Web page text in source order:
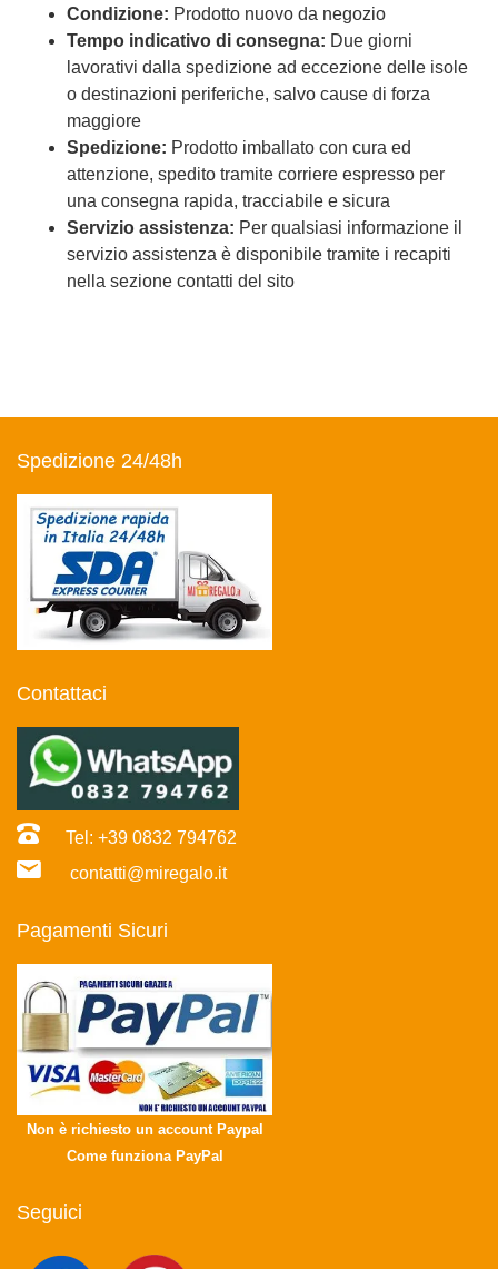
Condizione: Prodotto nuovo da negozio
Tempo indicativo di consegna: Due giorni
lavorativi dalla spedizione ad eccezione delle isole
o destinazioni periferiche, salvo cause di forza
maggiore
Spedizione: Prodotto imballato con cura ed
attenzione, spedito tramite corriere espresso per
una consegna rapida, tracciabile e sicura
Servizio assistenza: Per qualsiasi informazione il
servizio assistenza è disponibile tramite i recapiti
nella sezione contatti del sito
Spedizione 24/48h
Contattaci
Tel: +39 0832 794762
contatti@miregalo.it
Pagamenti Sicuri
Non è richiesto un account Paypal
Come funziona PayPal
Seguici